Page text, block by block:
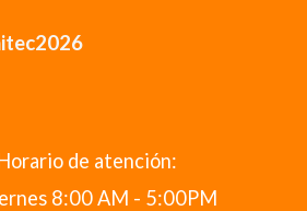
de atención:
8:00 AM - 5:00PM